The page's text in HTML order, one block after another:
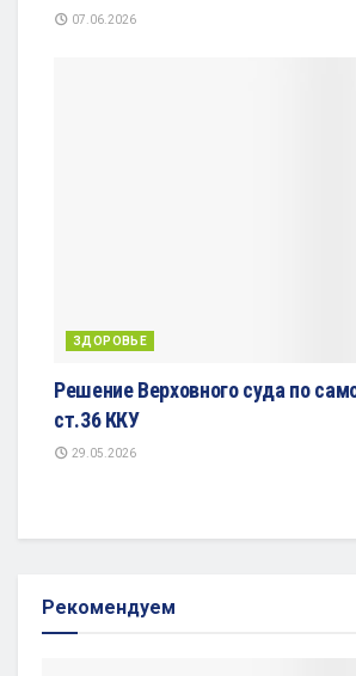
07.06.2026
ЗДОРОВЬЕ
Решение Верховного суда по
ст.36 ККУ
29.05.2026
Рекомендуем